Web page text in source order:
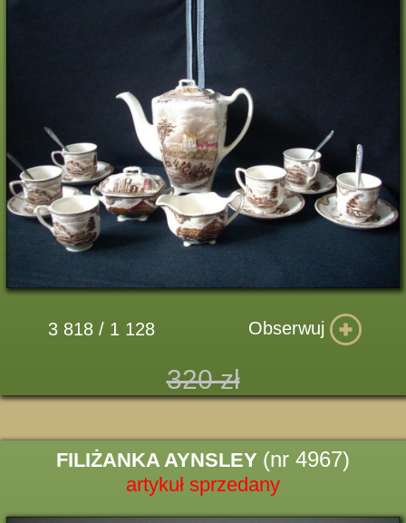
3 818 / 1 128 Obserwuj
320 zł
FILIŻANKA AYNSLEY (nr 4967)
artykuł sprzedany